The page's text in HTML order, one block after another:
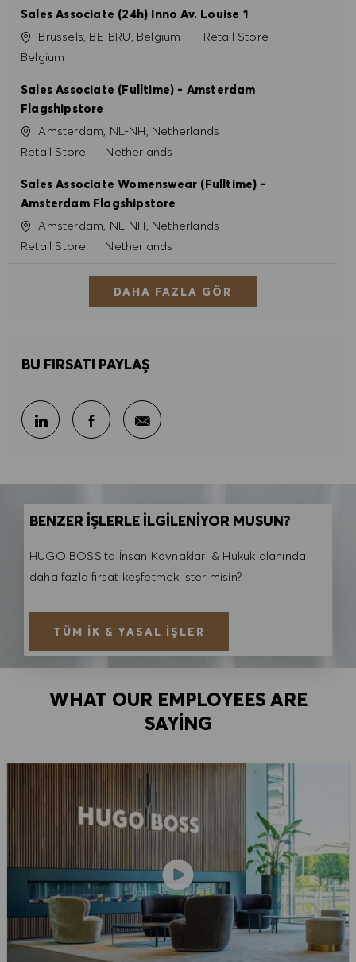
Sales Associate (24h) Inno Av. Louise 1
KonumBrussels, BE-BRU, Belgium Kategori
Retail Store
Belgium
Sales Associate (Fulltime) - Amsterdam
Flagshipstore
Konum
Amsterdam, NL-NH, Netherlands
Kategori
Retail Store Netherlands
Sales Associate Womenswear (Fulltime) -
Amsterdam Flagshipstore
Konum
Amsterdam, NL-NH, Netherlands
Kategori
Retail Store Netherlands
DAHA FAZLA GÖR
BU FIRSATI PAYLAŞ
LinkedIn ile paylaş
Facebook ile paylaş
E-posta ile paylaş
BENZER İŞLERLE İLGİLENİYOR MUSUN?
HUGO BOSS'ta İnsan Kaynakları & Hukuk alanında
daha fazla fırsat keşfetmek ister misin?
TÜM İK & YASAL İŞLER
WHAT OUR EMPLOYEES ARE
SAYING